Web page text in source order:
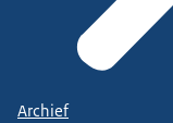
Archief